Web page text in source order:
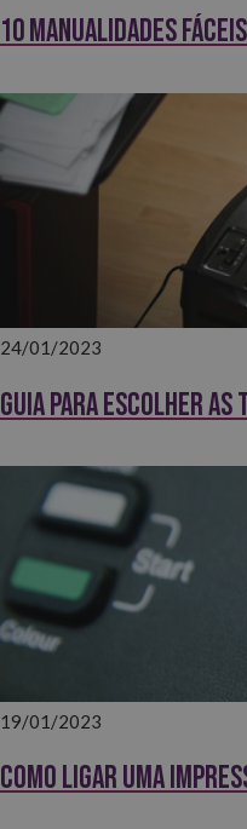
10 Manualidades
24/01/2023
Guia para escolher
19/01/2023
Como ligar uma